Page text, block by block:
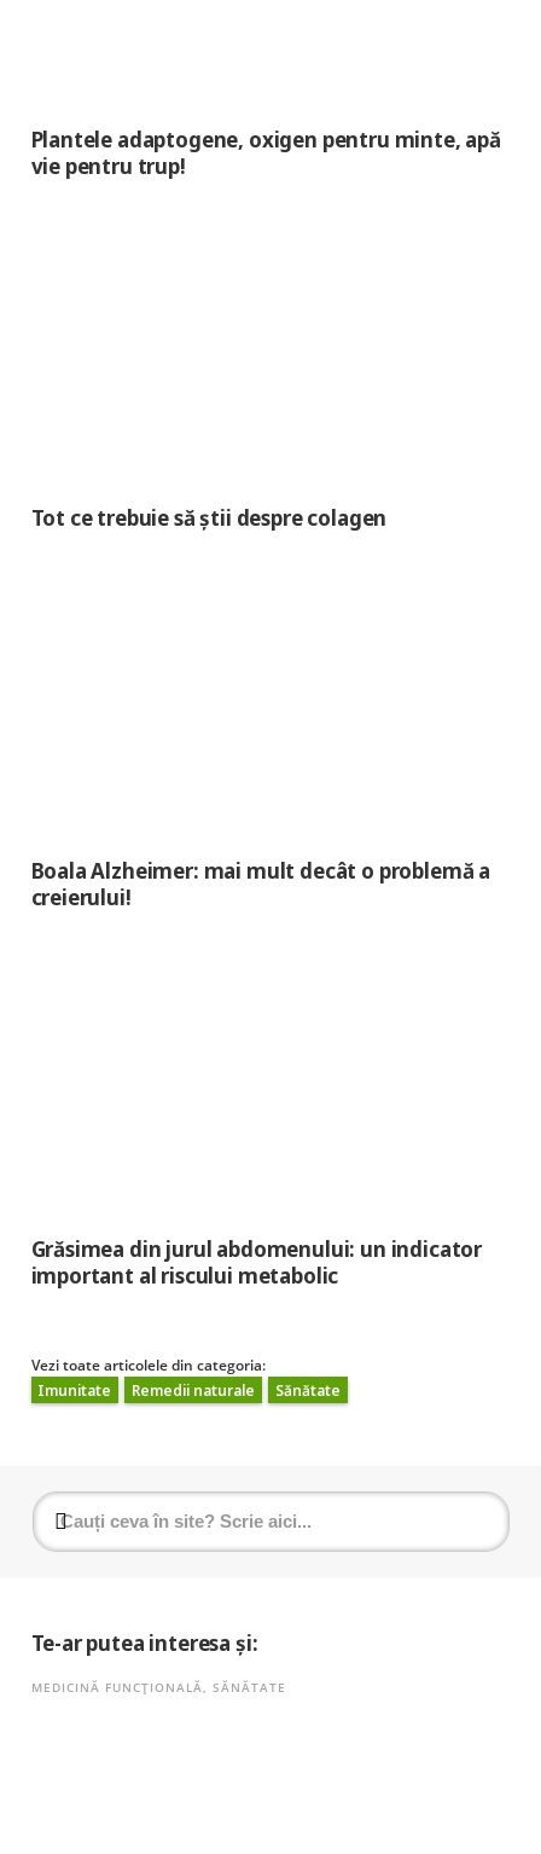
Plantele adaptogene, oxigen pentru minte, apă
vie pentru trup!
Tot ce trebuie să știi despre colagen
Boala Alzheimer: mai mult decât o problemă a
creierului!
Grăsimea din jurul abdomenului: un indicator
important al riscului metabolic
Vezi toate articolele din categoria:
Imunitate
Remedii naturale Sănătate
Te-ar putea interesa și:
MEDICINĂ FUNCȚIONALĂ, SĂNĂTATE